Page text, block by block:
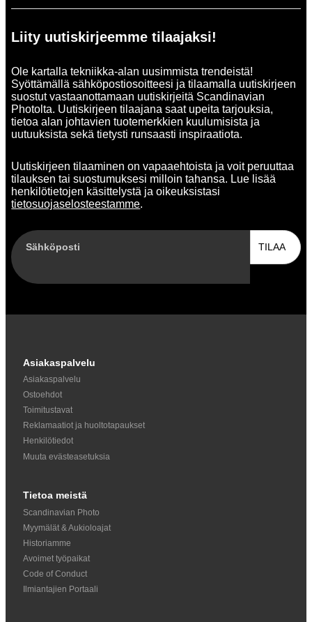
Liity uutiskirjeemme tilaajaksi!
Ole kartalla tekniikka-alan uusimmista trendeistä!
Syöttämällä sähköpostiosoitteesi ja tilaamalla uutiskirjeen
suostut vastaanottamaan uutiskirjeitä Scandinavian
Photolta. Uutiskirjeen tilaajana saat upeita tarjouksia,
tietoa alan johtavien tuotemerkkien kuulumisista ja
uutuuksista sekä tietysti runsaasti inspiraatiota.
Uutiskirjeen tilaaminen on vapaaehtoista ja voit peruuttaa
tilauksen tai suostumuksesi milloin tahansa. Lue lisää
henkilötietojen käsittelystä ja oikeuksistasi
tietosuojaselosteestamme.
Sähköposti TILAA
Asiakaspalvelu
Asiakaspalvelu
Ostoehdot
Toimitustavat
Reklamaatiot ja huoltotapaukset
Henkilötiedot
Muuta evästeasetuksia
Tietoa meistä
Scandinavian Photo
Myymälät & Aukioloajat
Historiamme
Avoimet työpaikat
Code of Conduct
Ilmiantajien Portaali